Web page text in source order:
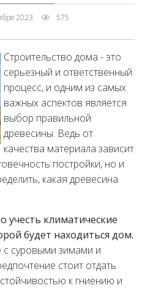
2023 575
Строительство дома - это
серьезный и ответственный
процесс, и одним из самых
важных аспектов является
выбор правильной
древесины. Ведь от
качества материала зависит
постройки, но и
какая древесина
учесть климатические
будет находиться дом.
с суровыми зимами и
стоит отдать
к гниению и